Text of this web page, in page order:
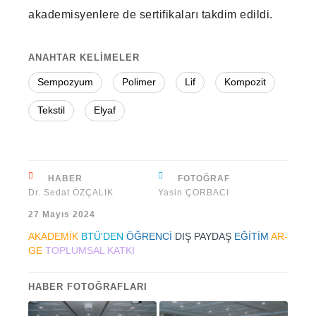
akademisyenlere de sertifikaları takdim edildi.
ANAHTAR KELİMELER
Sempozyum Polimer Lif Kompozit
Tekstil Elyaf
HABER
Dr. Sedat ÖZÇALIK
FOTOĞRAF
Yasin ÇORBACI
27 Mayıs 2024
AKADEMİK BTÜ'DEN ÖĞRENCİ DIŞ PAYDAŞ EĞİTİM AR-
GE TOPLUMSAL KATKI
HABER FOTOĞRAFLARI